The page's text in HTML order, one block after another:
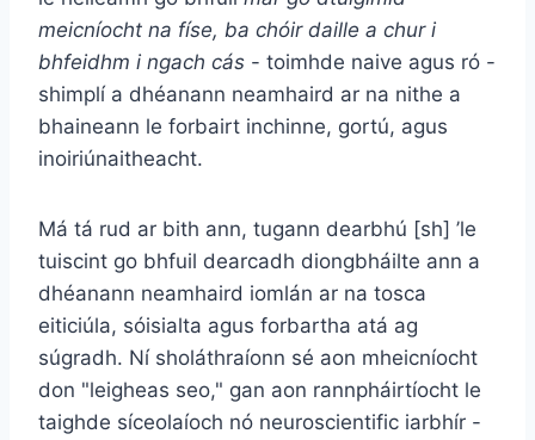
meicníocht na físe, ba chóir daille a chur i
bhfeidhm i ngach cás - toimhde naive agus ró -
shimplí a dhéanann neamhaird ar na nithe a
bhaineann le forbairt inchinne, gortú, agus
inoiriúnaitheacht.
Má tá rud ar bith ann, tugann dearbhú [sh] ’le
tuiscint go bhfuil dearcadh diongbháilte ann a
dhéanann neamhaird iomlán ar na tosca
eiticiúla, sóisialta agus forbartha atá ag
súgradh. Ní sholáthraíonn sé aon mheicníocht
don "leigheas seo," gan aon rannpháirtíocht le
taighde síceolaíoch nó neuroscientific iarbhír -